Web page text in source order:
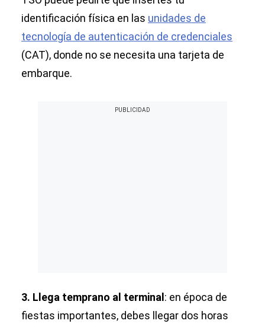
identificación física en las unidades de
tecnología de autenticación de credenciales
(CAT), donde no se necesita una tarjeta de
embarque.
3. Llega temprano al terminal : en época de
fiestas importantes, debes llegar dos horas